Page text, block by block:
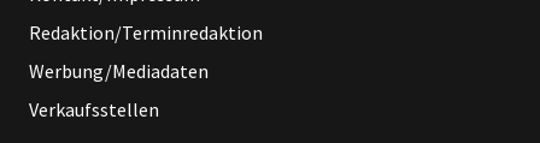
Redaktion/Terminredaktion
Werbung/Mediadaten
Verkaufsstellen